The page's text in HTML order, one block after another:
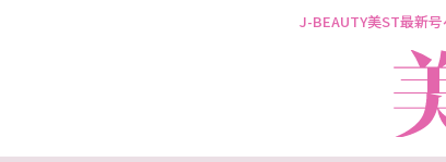
J-BEAUTY美ST最新号